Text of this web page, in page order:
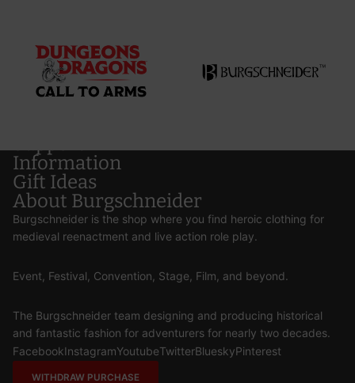
Information
Gift Ideas
About Burgschneider
Burgschneider is the shop where you find heroic clothing for
medieval reenactment and live action role play.
Event, Festival, Convention, Stage, Film, and beyond.
The Burgschneider team designing and producing historical
and fantastic fashion for adventurers for nearly two decades.
FacebookInstagramYoutubeTwitterBlueskyPinterest
WITHDRAW PURCHASE